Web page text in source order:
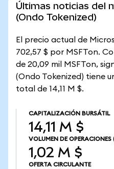
Últimas noticias del
(Ondo Tokenized)
El precio actual de
702,57 $ por MSFTon.
de 20,09 mil MSFTon,
(Ondo Tokenized) tiene
total de 14,11 M $.
CAPITALIZACIÓN BURSÁTIL
14,11 M $
VOLUMEN DE OPERACIONES
1,02 M $
OFERTA CIRCULANTE